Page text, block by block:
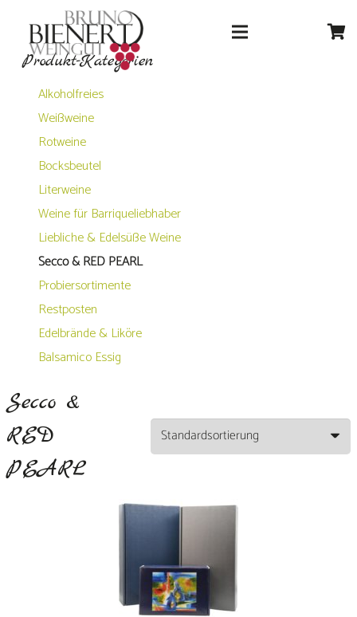
Produkt-Kategorien
Alkoholfreies
Weißweine
Rotweine
Bocksbeutel
Literweine
Weine für Barriqueliebhaber
Liebliche & Edelsüße Weine
Secco & RED PEARL
Probiersortimente
Restposten
Edelbrände & Liköre
Balsamico Essig
Secco &
RED
PEARL